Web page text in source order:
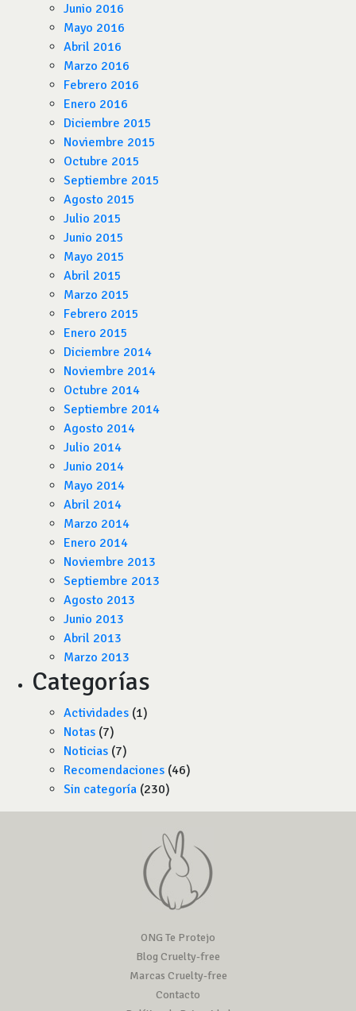
Junio 2016
Mayo 2016
Abril 2016
Marzo 2016
Febrero 2016
Enero 2016
Diciembre 2015
Noviembre 2015
Octubre 2015
Septiembre 2015
Agosto 2015
Julio 2015
Junio 2015
Mayo 2015
Abril 2015
Marzo 2015
Febrero 2015
Enero 2015
Diciembre 2014
Noviembre 2014
Octubre 2014
Septiembre 2014
Agosto 2014
Julio 2014
Junio 2014
Mayo 2014
Abril 2014
Marzo 2014
Enero 2014
Noviembre 2013
Septiembre 2013
Agosto 2013
Junio 2013
Abril 2013
Marzo 2013
Categorías
Actividades (1)
Notas (7)
Noticias (7)
Recomendaciones (46)
Sin categoría (230)
ONG Te Protejo
Blog Cruelty-free
Marcas Cruelty-free
Contacto